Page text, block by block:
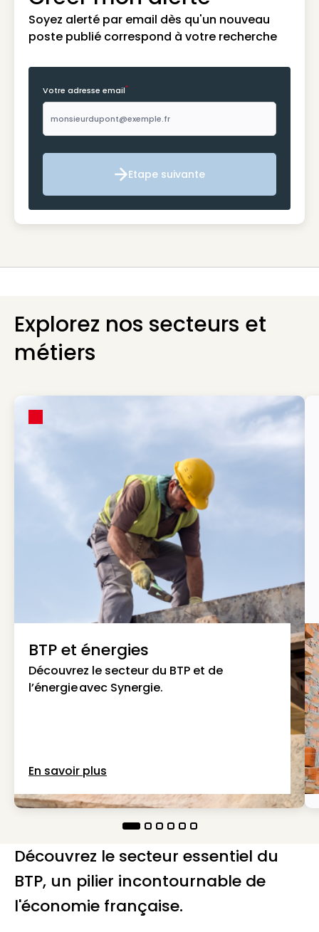
Soyez alerté par email dès qu'un nouveau
poste publié correspond à votre recherche
Votre adresse email*
Etape suivante
Etape suivante
Explorez nos secteurs et
métiers
BTP et énergies
Découvrez le secteur du BTP et de
l’énergie avec Synergie.
En savoir plus
Découvrez le secteur essentiel du
BTP, un pilier incontournable de
l'économie française.